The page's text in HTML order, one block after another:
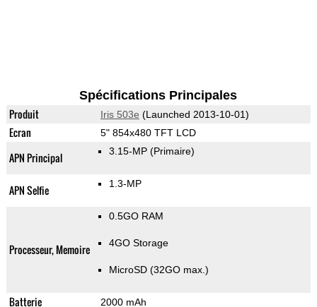
Spécifications Principales
Produit Iris 503e (Launched 2013-10-01)
Ecran 5" 854x480 TFT LCD
APN Principal 3.15-MP (Primaire)
APN Selfie 1.3-MP
Processeur, Memoire
0.5GO RAM
4GO Storage
MicroSD (32GO max.)
Batterie 2000 mAh